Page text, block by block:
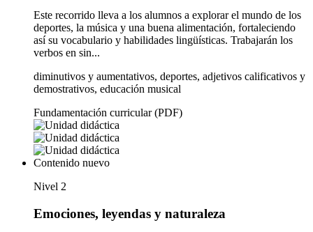
Este recorrido lleva a los alumnos a explorar el mundo de los
deportes, la música y una buena alimentación, fortaleciendo
así su vocabulario y habilidades lingüísticas. Trabajarán los
verbos en sin...
diminutivos y aumentativos, deportes, adjetivos calificativos y
demostrativos, educación musical
Fundamentación curricular (PDF)
Contenido nuevo
Nivel 2
Emociones, leyendas y naturaleza